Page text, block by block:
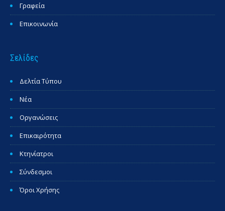
Γραφεία
Επικοινωνία
Σελίδες
Δελτία Τύπου
Νέα
Οργανώσεις
Επικαιρότητα
Κτηνίατροι
Σύνδεσμοι
Όροι Χρήσης